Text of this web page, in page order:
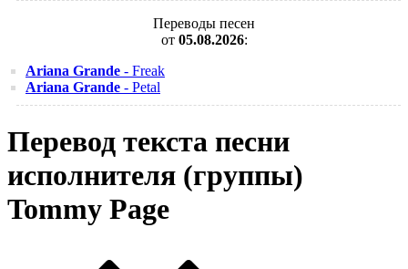
Переводы песен
от 05.08.2026:
Ariana Grande - Freak
Ariana Grande - Petal
Перевод текста песни
исполнителя (группы)
Tommy Page